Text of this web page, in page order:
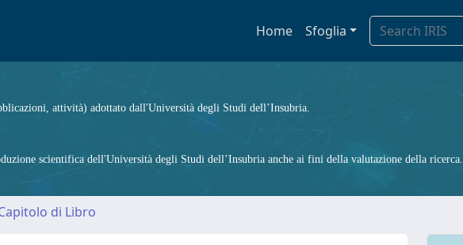
Home Sfoglia
attività) adottato dall'Università degli Studi dell’Insubria.
scientifica dell'Università degli Studi dell’Insubria anche ai fini della valutazione della ricerca.
di Libro